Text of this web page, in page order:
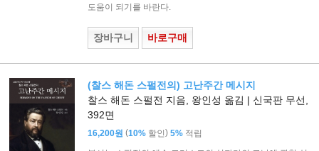
도움이 되기를 바란다.
장바구니 바로구매
(찰스 해돈 스펄전의) 고난주간 메시지
찰스 해돈 스펄전 지음, 왕인성 옮김 | 신국판 무선,
392면
16,200원 (10% 할인) 5% 적립